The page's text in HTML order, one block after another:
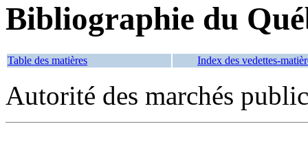
Bibliographie du
Table des matières Index des vedettes-
Autorité des marchés